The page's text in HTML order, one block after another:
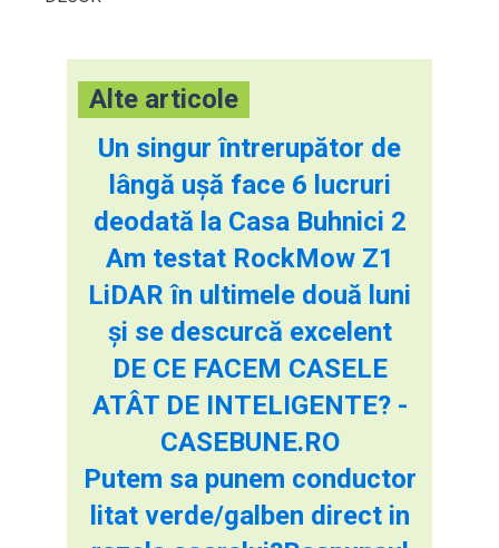
Alte articole
Un singur întrerupător de
lângă ușă face 6 lucruri
deodată la Casa Buhnici 2
Am testat RockMow Z1
LiDAR în ultimele două luni
și se descurcă excelent
DE CE FACEM CASELE
ATÂT DE INTELIGENTE? -
CASEBUNE.RO
Putem sa punem conductor
litat verde/galben direct in